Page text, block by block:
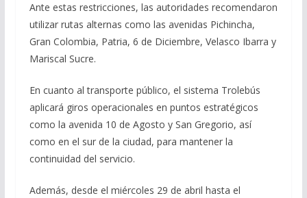
Ante estas restricciones, las autoridades recomendaron
utilizar rutas alternas como las avenidas Pichincha,
Gran Colombia, Patria, 6 de Diciembre, Velasco Ibarra y
Mariscal Sucre.
En cuanto al transporte público, el sistema Trolebús
aplicará giros operacionales en puntos estratégicos
como la avenida 10 de Agosto y San Gregorio, así
como en el sur de la ciudad, para mantener la
continuidad del servicio.
Además, desde el miércoles 29 de abril hasta el